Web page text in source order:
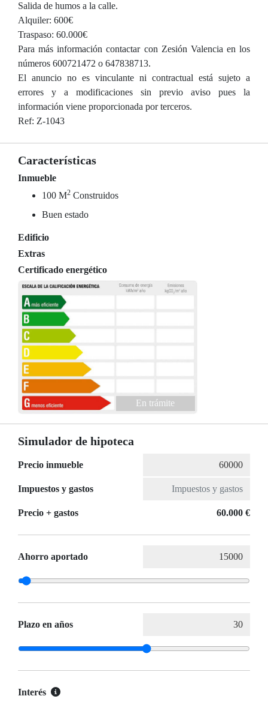
Salida de humos a la calle.
Alquiler: 600€
Traspaso: 60.000€
Para más información contactar con Zesión Valencia en los
números 600721472 o 647838713.
El anuncio no es vinculante ni contractual está sujeto a
errores y a modificaciones sin previo aviso pues la
información viene proporcionada por terceros.
Ref: Z-1043
Características
Inmueble
100 M2 Construidos
Buen estado
Edificio
Extras
Certificado energético
En trámite
Simulador de hipoteca
Precio inmueble
Impuestos y gastos
Precio + gastos 60.000 €
Ahorro aportado
Plazo en años
Interés